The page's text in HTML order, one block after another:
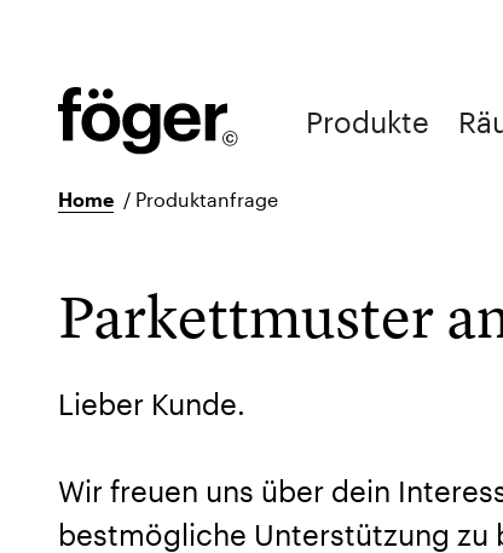
Produkte
Home / Produktanfrage
Parkettmuster
Lieber Kunde.
Wir freuen uns über dein
bestmögliche Unterstützung